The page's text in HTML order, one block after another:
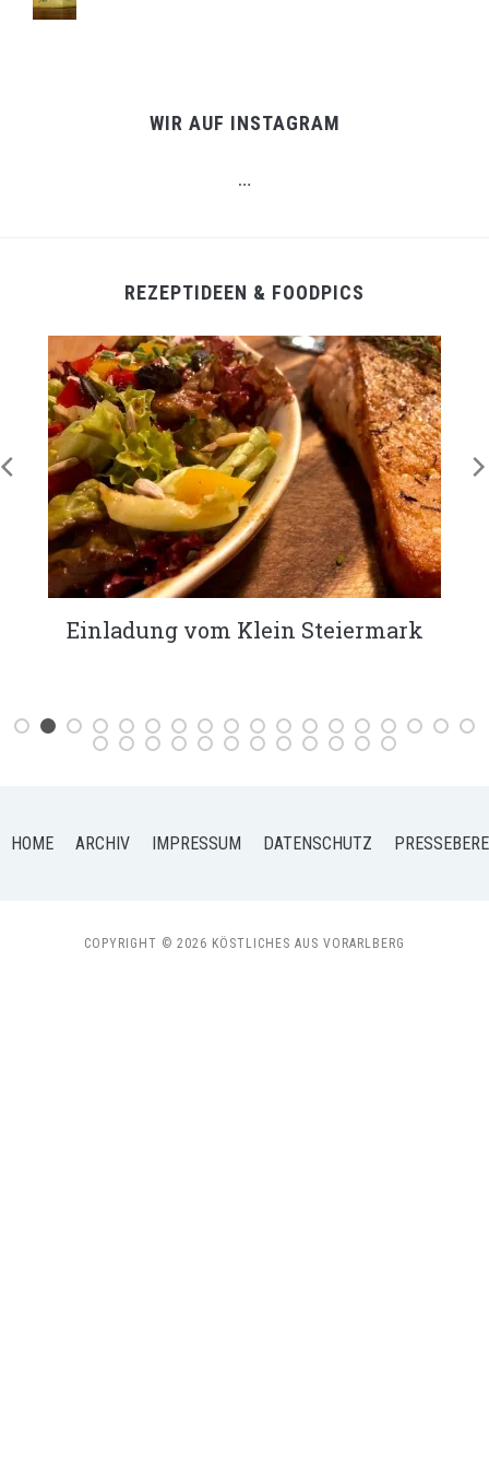
WIR AUF INSTAGRAM
…
REZEPTIDEEN & FOODPICS
KÖSTLICHES Bananenbrot
HOME ARCHIV IMPRESSUM DATENSCHUTZ
COPYRIGHT © 2026 KÖSTLICHES AUS VORARLBERG